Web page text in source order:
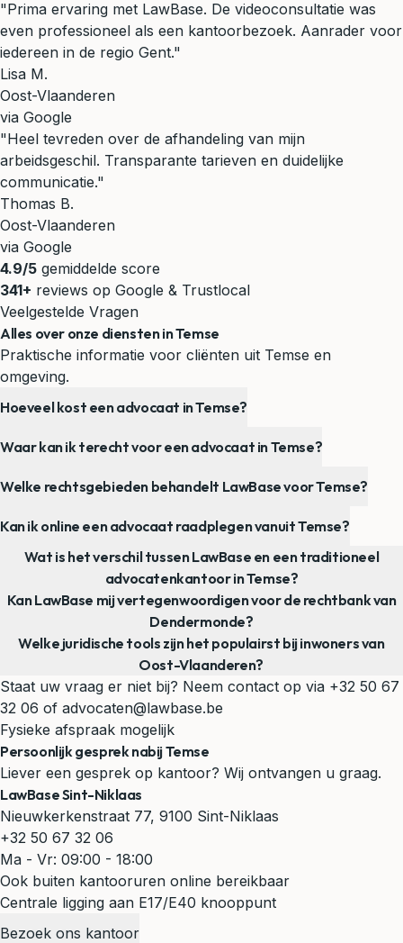
"Prima ervaring met LawBase. De videoconsultatie was
even professioneel als een kantoorbezoek. Aanrader voor
iedereen in de regio Gent."
Lisa M.
Oost-Vlaanderen
via Google
"Heel tevreden over de afhandeling van mijn
arbeidsgeschil. Transparante tarieven en duidelijke
communicatie."
Thomas B.
Oost-Vlaanderen
via Google
4.9/5 gemiddelde score
341+ reviews op Google & Trustlocal
Veelgestelde Vragen
Alles over onze diensten in Temse
Praktische informatie voor cliënten uit Temse en
omgeving.
Hoeveel kost een advocaat in Temse?
Waar kan ik terecht voor een advocaat in Temse?
Welke rechtsgebieden behandelt LawBase voor Temse?
Kan ik online een advocaat raadplegen vanuit Temse?
Wat is het verschil tussen LawBase en een traditioneel
advocatenkantoor in Temse?
Kan LawBase mij vertegenwoordigen voor de rechtbank van
Dendermonde?
Welke juridische tools zijn het populairst bij inwoners van
Oost-Vlaanderen?
Staat uw vraag er niet bij? Neem contact op via +32 50 67
32 06 of advocaten@lawbase.be
Fysieke afspraak mogelijk
Persoonlijk gesprek nabij Temse
Liever een gesprek op kantoor? Wij ontvangen u graag.
LawBase Sint-Niklaas
Nieuwkerkenstraat 77, 9100 Sint-Niklaas
+32 50 67 32 06
Ma - Vr: 09:00 - 18:00
Ook buiten kantooruren online bereikbaar
Centrale ligging aan E17/E40 knooppunt
Bezoek ons kantoor